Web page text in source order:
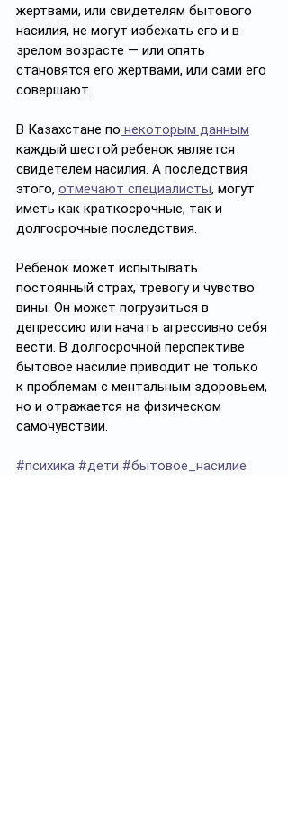
жертвами, или свидетелям бытового
насилия, не могут избежать его и в
зрелом возрасте — или опять
становятся его жертвами, или сами его
совершают.
В Казахстане по некоторым данным
каждый шестой ребенок является
свидетелем насилия. А последствия
этого, отмечают специалисты, могут
иметь как краткосрочные, так и
долгосрочные последствия.
Ребёнок может испытывать
постоянный страх, тревогу и чувство
вины. Он может погрузиться в
депрессию или начать агрессивно себя
вести. В долгосрочной перспективе
бытовое насилие приводит не только
к проблемам с ментальным здоровьем,
но и отражается на физическом
самочувствии.
#психика #дети #бытовое_насилие